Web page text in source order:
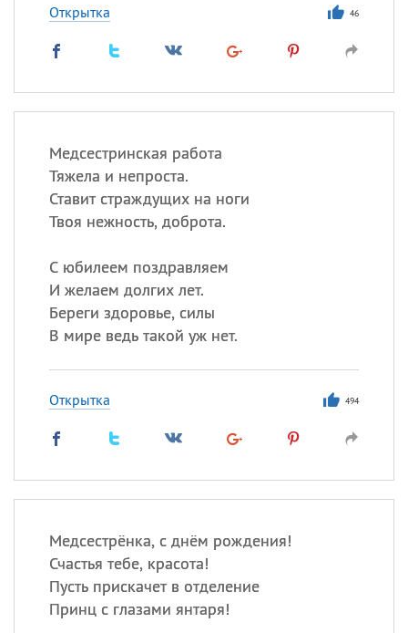
Открытка 46
Медсестринская работа
Тяжела и непроста.
Ставит страждущих на ноги
Твоя нежность, доброта.
С юбилеем поздравляем
И желаем долгих лет.
Береги здоровье, силы
В мире ведь такой уж нет.
Открытка 494
Медсестрёнка, с днём рождения!
Счастья тебе, красота!
Пусть прискачет в отделение
Принц с глазами янтаря!